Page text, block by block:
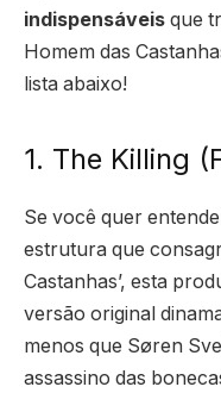
indispensáveis que
Homem das
lista abaixo!
1. The Killing
Se você quer
estrutura que
Castanhas’, esta
versão original
menos que Søren
assassino das